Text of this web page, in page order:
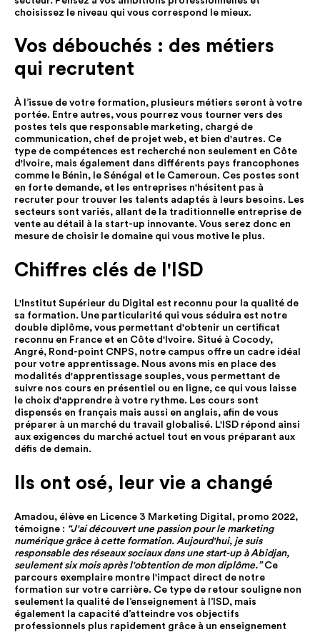
choisissez le niveau qui vous correspond le mieux.
Vos débouchés : des métiers
qui recrutent
À l’issue de votre formation, plusieurs métiers seront à votre
portée. Entre autres, vous pourrez vous tourner vers des
postes tels que responsable marketing, chargé de
communication, chef de projet web, et bien d'autres. Ce
type de compétences est recherché non seulement en Côte
d'Ivoire, mais également dans différents pays francophones
comme le Bénin, le Sénégal et le Cameroun. Ces postes sont
en forte demande, et les entreprises n'hésitent pas à
recruter pour trouver les talents adaptés à leurs besoins. Les
secteurs sont variés, allant de la traditionnelle entreprise de
vente au détail à la start-up innovante. Vous serez donc en
mesure de choisir le domaine qui vous motive le plus.
Chiffres clés de l'ISD
L'Institut Supérieur du Digital est reconnu pour la qualité de
sa formation. Une particularité qui vous séduira est notre
double diplôme, vous permettant d'obtenir un certificat
reconnu en France et en Côte d'Ivoire. Situé à Cocody,
Angré, Rond-point CNPS, notre campus offre un cadre idéal
pour votre apprentissage. Nous avons mis en place des
modalités d'apprentissage souples, vous permettant de
suivre nos cours en présentiel ou en ligne, ce qui vous laisse
le choix d'apprendre à votre rythme. Les cours sont
dispensés en français mais aussi en anglais, afin de vous
préparer à un marché du travail globalisé. L'ISD répond ainsi
aux exigences du marché actuel tout en vous préparant aux
défis de demain.
Ils ont osé, leur vie a changé
Amadou, élève en Licence 3 Marketing Digital, promo 2022,
témoigne : “J'ai découvert une passion pour le marketing
numérique grâce à cette formation. Aujourd'hui, je suis
responsable des réseaux sociaux dans une start-up à Abidjan,
seulement six mois après l'obtention de mon diplôme.”Ce
parcours exemplaire montre l'impact direct de notre
formation sur votre carrière. Ce type de retour souligne non
seulement la qualité de l’enseignement à l’ISD, mais
également la capacité d’atteindre vos objectifs
professionnels plus rapidement grâce à un enseignement